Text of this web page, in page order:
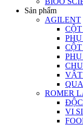
Sản phẩm
AGILENT
VẬT
ROMER
VI